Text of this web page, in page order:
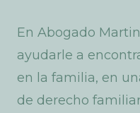
En Abogado
ayudarle a
en la familia, en
de derecho